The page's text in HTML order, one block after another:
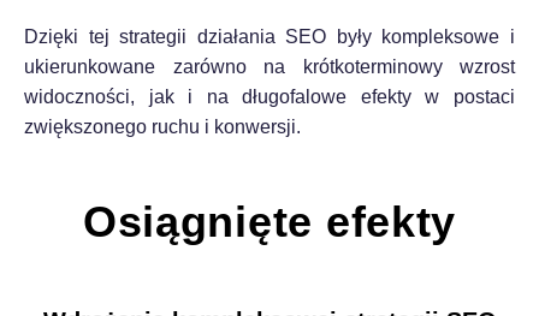
Dzięki tej strategii działania SEO były kompleksowe i
ukierunkowane zarówno na krótkoterminowy wzrost
widoczności, jak i na długofalowe efekty w postaci
zwiększonego ruchu i konwersji.
Osiągnięte efekty​